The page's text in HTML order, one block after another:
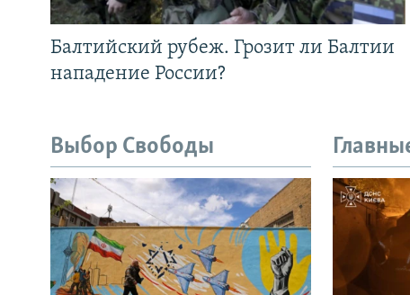
Балтийский рубеж. Грозит ли Балтии
нападение России?
Выбор Свободы